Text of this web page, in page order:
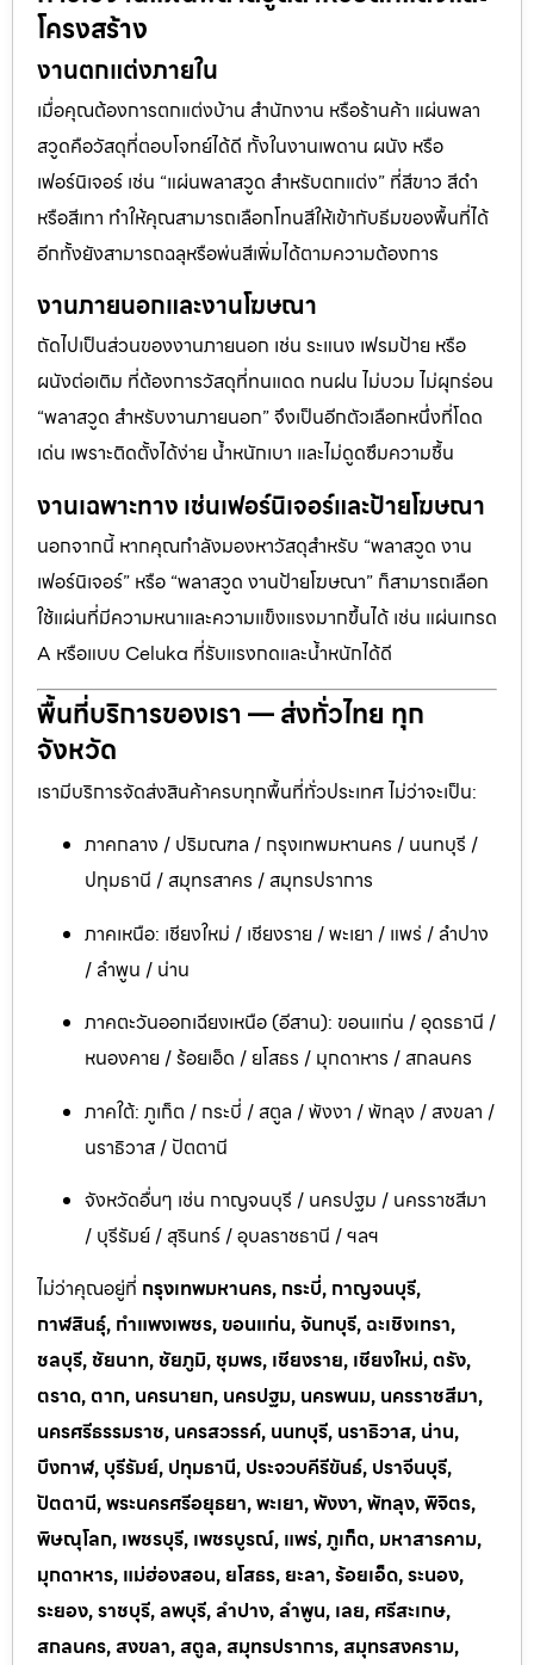
โครงสร้าง
งานตกแต่งภายใน
เมื่อคุณต้องการตกแต่งบ้าน สำนักงาน หรือร้านค้า แผ่นพลา
สวูดคือวัสดุที่ตอบโจทย์ได้ดี ทั้งในงานเพดาน ผนัง หรือ
เฟอร์นิเจอร์ เช่น “แผ่นพลาสวูด สำหรับตกแต่ง” ที่สีขาว สีดำ
หรือสีเทา ทำให้คุณสามารถเลือกโทนสีให้เข้ากับธีมของพื้นที่ได้
อีกทั้งยังสามารถฉลุหรือพ่นสีเพิ่มได้ตามความต้องการ
งานภายนอกและงานโฆษณา
ถัดไปเป็นส่วนของงานภายนอก เช่น ระแนง เฟรมป้าย หรือ
ผนังต่อเติม ที่ต้องการวัสดุที่ทนแดด ทนฝน ไม่บวม ไม่ผุกร่อน
“พลาสวูด สำหรับงานภายนอก” จึงเป็นอีกตัวเลือกหนึ่งที่โดด
เด่น เพราะติดตั้งได้ง่าย น้ำหนักเบา และไม่ดูดซึมความชื้น
งานเฉพาะทาง เช่นเฟอร์นิเจอร์และป้ายโฆษณา
นอกจากนี้ หากคุณกำลังมองหาวัสดุสำหรับ “พลาสวูด งาน
เฟอร์นิเจอร์” หรือ “พลาสวูด งานป้ายโฆษณา” ก็สามารถเลือก
ใช้แผ่นที่มีความหนาและความแข็งแรงมากขึ้นได้ เช่น แผ่นเกรด
A หรือแบบ Celuka ที่รับแรงกดและน้ำหนักได้ดี
พื้นที่บริการของเรา — ส่งทั่วไทย ทุก
จังหวัด
เรามีบริการจัดส่งสินค้าครบทุกพื้นที่ทั่วประเทศ ไม่ว่าจะเป็น:
ภาคกลาง / ปริมณฑล / กรุงเทพมหานคร / นนทบุรี /
ปทุมธานี / สมุทรสาคร / สมุทรปราการ
ภาคเหนือ: เชียงใหม่ / เชียงราย / พะเยา / แพร่ / ลำปาง
/ ลำพูน / น่าน
ภาคตะวันออกเฉียงเหนือ (อีสาน): ขอนแก่น / อุดรธานี /
หนองคาย / ร้อยเอ็ด / ยโสธร / มุกดาหาร / สกลนคร
ภาคใต้: ภูเก็ต / กระบี่ / สตูล / พังงา / พัทลุง / สงขลา /
นราธิวาส / ปัตตานี
จังหวัดอื่นๆ เช่น กาญจนบุรี / นครปฐม / นครราชสีมา
/ บุรีรัมย์ / สุรินทร์ / อุบลราชธานี / ฯลฯ
ไม่ว่าคุณอยู่ที่ กรุงเทพมหานคร, กระบี่, กาญจนบุรี,
กาฬสินธุ์, กำแพงเพชร, ขอนแก่น, จันทบุรี, ฉะเชิงเทรา,
ชลบุรี, ชัยนาท, ชัยภูมิ, ชุมพร, เชียงราย, เชียงใหม่, ตรัง,
ตราด, ตาก, นครนายก, นครปฐม, นครพนม, นครราชสีมา,
นครศรีธรรมราช, นครสวรรค์, นนทบุรี, นราธิวาส, น่าน,
บึงกาฬ, บุรีรัมย์, ปทุมธานี, ประจวบคีรีขันธ์, ปราจีนบุรี,
ปัตตานี, พระนครศรีอยุธยา, พะเยา, พังงา, พัทลุง, พิจิตร,
พิษณุโลก, เพชรบุรี, เพชรบูรณ์, แพร่, ภูเก็ต, มหาสารคาม,
มุกดาหาร, แม่ฮ่องสอน, ยโสธร, ยะลา, ร้อยเอ็ด, ระนอง,
ระยอง, ราชบุรี, ลพบุรี, ลำปาง, ลำพูน, เลย, ศรีสะเกษ,
สกลนคร, สงขลา, สตูล, สมุทรปราการ, สมุทรสงคราม,